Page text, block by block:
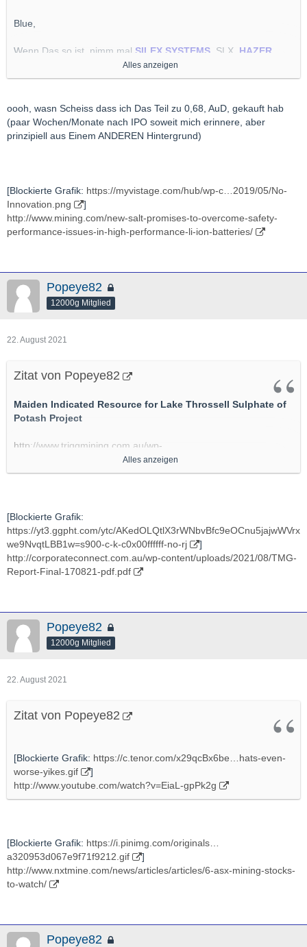
Blue,
Wenn Das so ist, nimm mal SILEX SYSTEMS , SLX, HAZER
, HZR und vielleicht auch noch
UUUUUNBEDINGTauf Deinen Arbeitszettel empfehle.
Alle(s) Känguruh Schuppen.
Sind Teil Meiner "Energy Transition" Abteilung, Alle 3.
Alles anzeigen
oooh, wasn Scheiss dass ich Das Teil zu 0,68, AuD, gekauft hab
(paar Wochen/Monate nach IPO soweit mich erinnere, aber
prinzipiell aus Einem ANDEREN Hintergrund)
[Blockierte Grafik: https://myvistage.com/hub/wp-c…2019/05/No-
Innovation.png
]
http://www.mining.com/new-salt-promises-to-overcome-safety-
performance-issues-in-high-performance-li-ion-batteries/
Popeye82
12000g Mitglied
22. August 2021
Zitat von Popeye82
Maiden Indicated Resource for Lake Throssell Sulphate of
Potash Project
http://www.triggmining.com.au/wp-
content/uploads/2021/07/210726-ASX-Announcement-Lake-
Throssell-Indicated-Resource_Final.pdf
content/uploads/2021/07/2234802.pdf
http://www.triggmining.com.au/wp-
content/uploads/2021/07/2237056.pdf
Alles anzeigen
[Blockierte Grafik:
https://yt3.ggpht.com/ytc/AKedOLQtlX3rWNbvBfc9eOCnu5jajwWVrx
we9NvqtLBB1w=s900-c-k-c0x00ffffff-no-rj
]
http://corporateconnect.com.au/wp-content/uploads/2021/08/TMG-
Report-Final-170821-pdf.pdf
Popeye82
12000g Mitglied
22. August 2021
Zitat von Popeye82
[Blockierte Grafik: https://c.tenor.com/x29qcBx6be…hats-even-
worse-yikes.gif
]
http://www.youtube.com/watch?v=EiaL-gpPk2g
[Blockierte Grafik: https://i.pinimg.com/originals…
a320953d067e9f71f9212.gif
]
http://www.nxtmine.com/news/articles/articles/6-asx-mining-stocks-
to-watch/
Popeye82